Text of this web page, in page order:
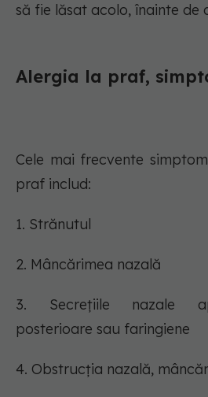
să fie lăsat acolo, înainte de
Alergia la praf,
Cele mai frecvente
praf includ:
1. Strănutul
2. Mâncărimea nazală
3. Secrețiile nazale
posterioare sau faringiene
4. Obstrucția nazală,